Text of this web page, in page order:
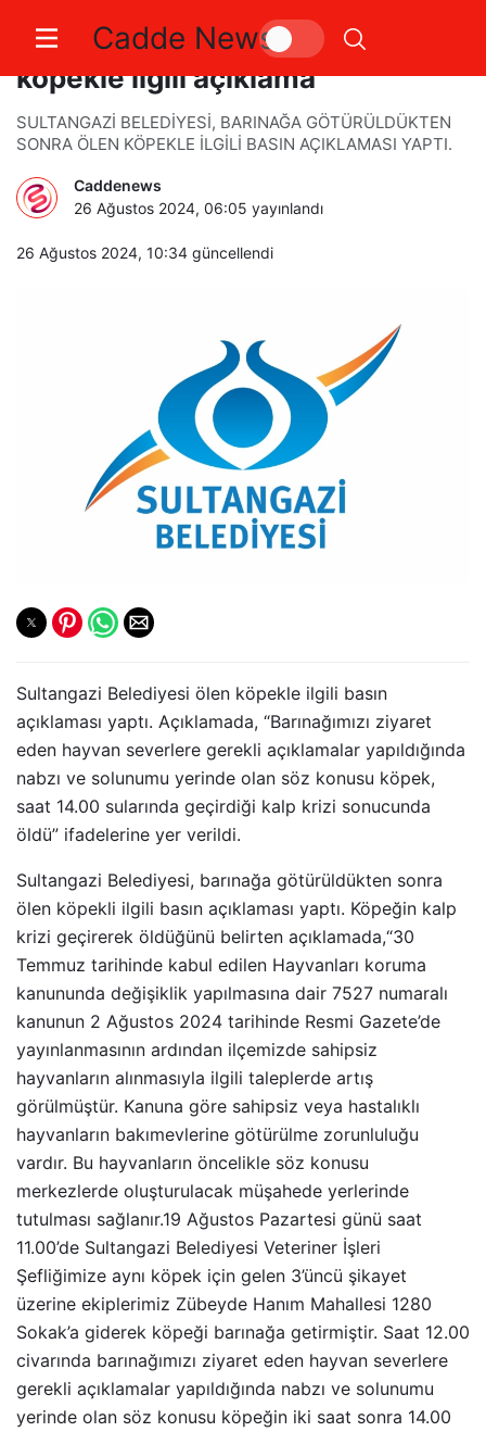
Cadde News
Sultangazi Belediyesi’nden ölen
köpekle ilgili açıklama
SULTANGAZİ BELEDİYESİ, BARINAĞA GÖTÜRÜLDÜKTEN
SONRA ÖLEN KÖPEKLE İLGİLİ BASIN AÇIKLAMASI YAPTI.
Caddenews
26 Ağustos 2024, 06:05 yayınlandı
26 Ağustos 2024, 10:34 güncellendi
Sultangazi Belediyesi ölen köpekle ilgili basın
açıklaması yaptı. Açıklamada, “Barınağımızı ziyaret
eden hayvan severlere gerekli açıklamalar yapıldığında
nabzı ve solunumu yerinde olan söz konusu köpek,
saat 14.00 sularında geçirdiği kalp krizi sonucunda
öldü” ifadelerine yer verildi.
Sultangazi Belediyesi, barınağa götürüldükten sonra
ölen köpekli ilgili basın açıklaması yaptı. Köpeğin kalp
krizi geçirerek öldüğünü belirten açıklamada,“30
Temmuz tarihinde kabul edilen Hayvanları koruma
kanununda değişiklik yapılmasına dair 7527 numaralı
kanunun 2 Ağustos 2024 tarihinde Resmi Gazete’de
yayınlanmasının ardından ilçemizde sahipsiz
hayvanların alınmasıyla ilgili taleplerde artış
görülmüştür. Kanuna göre sahipsiz veya hastalıklı
hayvanların bakımevlerine götürülme zorunluluğu
vardır. Bu hayvanların öncelikle söz konusu
merkezlerde oluşturulacak müşahede yerlerinde
tutulması sağlanır.19 Ağustos Pazartesi günü saat
11.00’de Sultangazi Belediyesi Veteriner İşleri
Şefliğimize aynı köpek için gelen 3’üncü şikayet
üzerine ekiplerimiz Zübeyde Hanım Mahallesi 1280
Sokak’a giderek köpeği barınağa getirmiştir. Saat 12.00
civarında barınağımızı ziyaret eden hayvan severlere
gerekli açıklamalar yapıldığında nabzı ve solunumu
yerinde olan söz konusu köpeğin iki saat sonra 14.00